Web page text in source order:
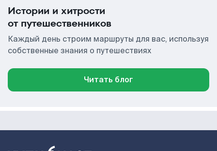
Истории и хитрости
от путешественников
Каждый день строим маршруты для вас, используя
собственные знания о путешествиях
Читать блог